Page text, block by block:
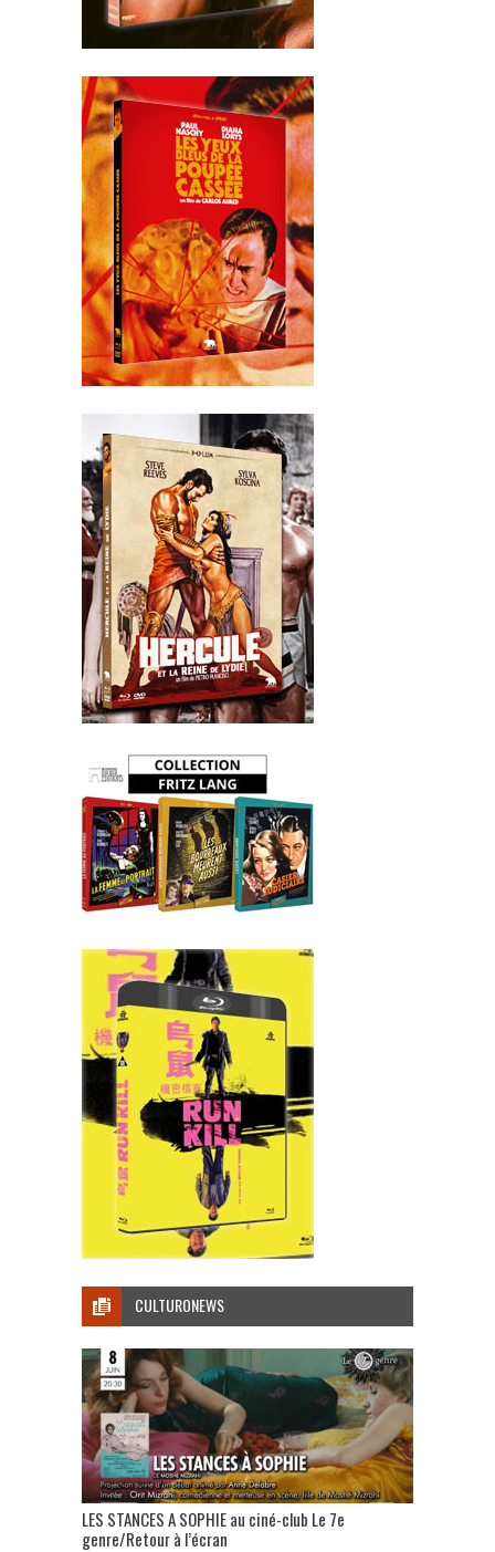
CULTURONEWS
LES STANCES A SOPHIE au ciné-club Le 7e
genre/Retour à l’écran